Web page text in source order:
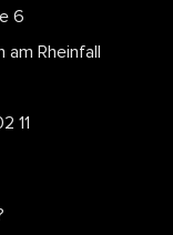
6
am Rheinfall
11